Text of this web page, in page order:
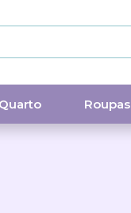
Roupas